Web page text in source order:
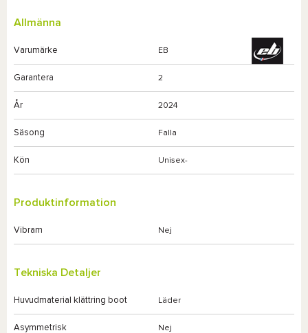
Allmänna
Varumärke EB
Garantera 2
År 2024
Säsong Falla
Kön Unisex-
Produktinformation
Vibram Nej
Tekniska Detaljer
Huvudmaterial klättring boot Läder
Asymmetrisk Nej